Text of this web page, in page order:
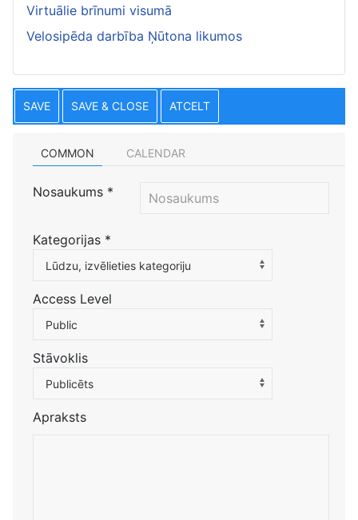
Virtuālie brīnumi visumā
Velosipēda darbība Ņūtona likumos
SAVE SAVE & CLOSE ATCELT
COMMON CALENDAR
Nosaukums *
Kategorijas *
Atlasiet kategoriju, lai filtrētu sarakstu
Lūdzu, izvēlieties kategoriju
Access Level
Public
Stāvoklis
Publicēts
Apraksts